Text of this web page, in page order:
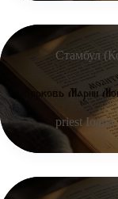
Стамбул
Церковь Марии
priest Ioann